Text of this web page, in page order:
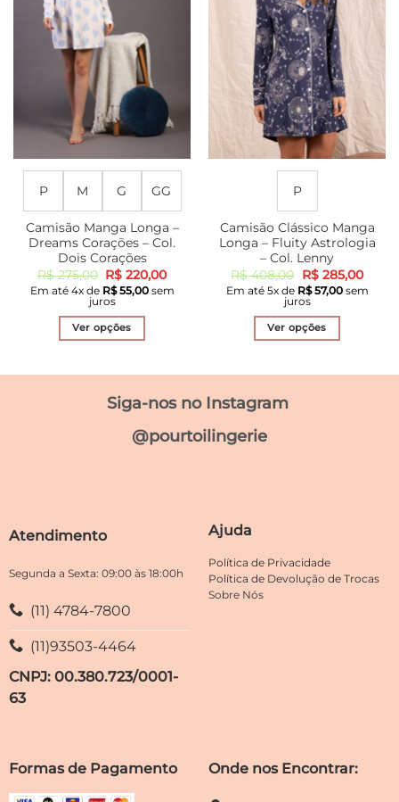
podem
ser
escolhidas
página
do
produto
podem
ser
escolhidas
na
página
do
produto
P M G GG
Camisão Manga Longa –
Dreams Corações – Col.
Dois Corações
R$275,00 O
preço
original
era:
R$ 275,00.
R$ 220,00O
preço
atual
Em até 4x de R$55,00sem
juros
Ver opções
várias
na
do
P
Camisão Clássico Manga
Longa – Fluity Astrologia
– Col. Lenny
R$408,00 O
preço
original
era:
R$ 408,00.
R$285,00O
preço
atual
Em até 5x de R$57,00sem
juros
Ver opções
do
Siga-nos no Instagram
@pourtoilingerie
Atendimento
Segunda a Sexta: 09:00 às 18:00h
(11) 4784-7800
(11)93503-4464
CNPJ: 00.380.723/0001-
63
Ajuda
Política de Privacidade
Política de Devolução de Trocas
Sobre Nós
Formas de Pagamento Onde nos Encontrar: